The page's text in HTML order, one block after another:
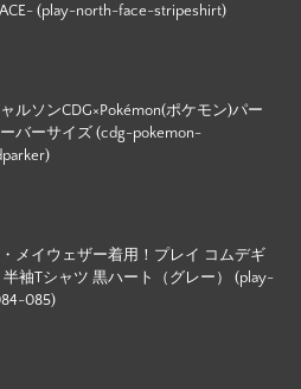
(play-north-face-stripeshirt)
ルソンCDG×Pokémon(ポケモン)パー
バーサイズ (cdg-pokemon-
メイウェザー着用！プレイ コムデギ
半袖Tシャツ 黒ハート（グレー） (play-
085)